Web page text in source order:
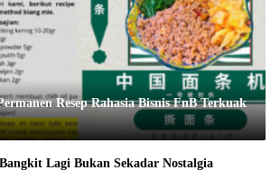
Resep Rahasia Bisnis FnB Terkuak
Lagi Bukan Sekadar Nostalgia